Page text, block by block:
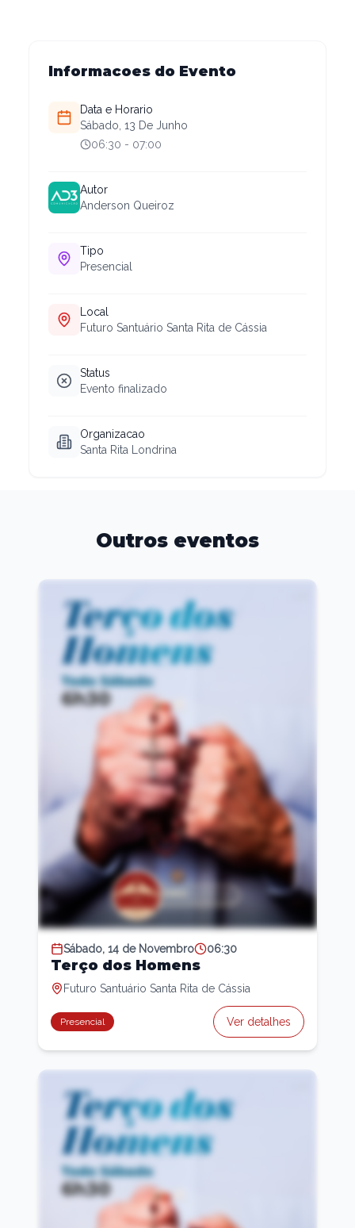
Informacoes do Evento
Data e Horario
Sábado, 13 De Junho
06:30 - 07:00
Autor
Anderson Queiroz
Tipo
Presencial
Local
Futuro Santuário Santa Rita de Cássia
Status
Evento finalizado
Organizacao
Santa Rita Londrina
Outros eventos
Sábado, 14 de Novembro 06:30
Terço dos Homens
Futuro Santuário Santa Rita de Cássia
Presencial Ver detalhes